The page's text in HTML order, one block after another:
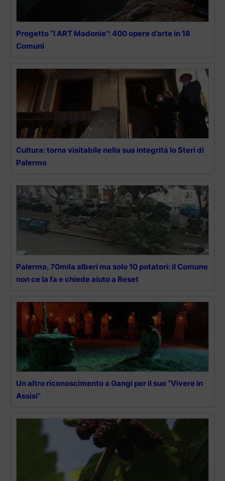
Progetto “I ART Madonie”: 400 opere d’arte in 18
Comuni
Cultura: torna visitabile nella sua integrità lo Steri di
Palermo
Palermo, 70mila alberi ma solo 10 potatori: il Comune
non ce la fa e chiede aiuto a Reset
Un altro riconoscimento a Gangi per il suo “Vivere in
Assisi”